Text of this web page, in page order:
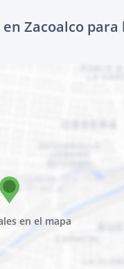
Zacoalco
en el mapa